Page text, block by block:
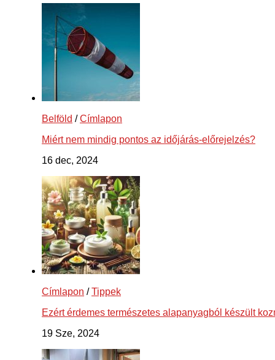
Belföld /Címlapon
Miért nem mindig pontos az időjárás-előrejelzés?
16 dec, 2024
Címlapon /Tippek
Ezért érdemes természetes alapanyagból készült
19 Sze, 2024